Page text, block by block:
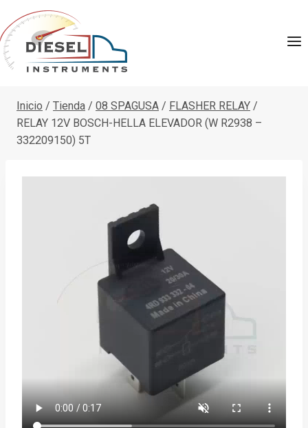
Saltar
al
contenido
Inicio / Tienda / 08 SPAGUSA / FLASHER RELAY /
RELAY 12V BOSCH-HELLA ELEVADOR (W R2938 –
332209150) 5T